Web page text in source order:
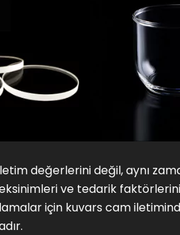
değerlerini değil, aynı
ve tedarik
için kuvars cam